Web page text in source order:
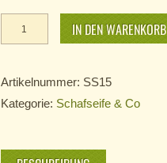
Arnika
IN DEN WARENKORB
Artikelnummer: SS15
Kategorie: Schafseife & Co